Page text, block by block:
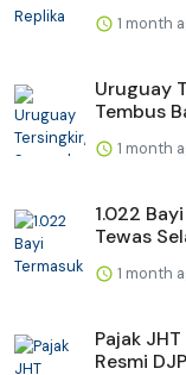
1 month
Uruguay
Tembus
1 month
1.022
Tewas
1 month
Pajak
Resmi DJP